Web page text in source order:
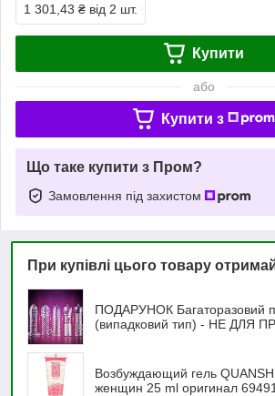
1 301,43 ₴ від 2 шт.
Купити
або
Купити з
Що таке купити з Пром?
Замовлення під захистом
При купівлі цього товару
ПОДАРУНОК Багаторазовий
(випадковий тип) - НЕ ДЛЯ
Возбуждающий гель
женщин 25 ml оригинал